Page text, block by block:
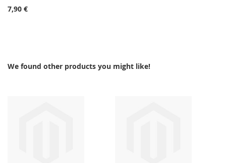
7,90 €
We found other products you might like!